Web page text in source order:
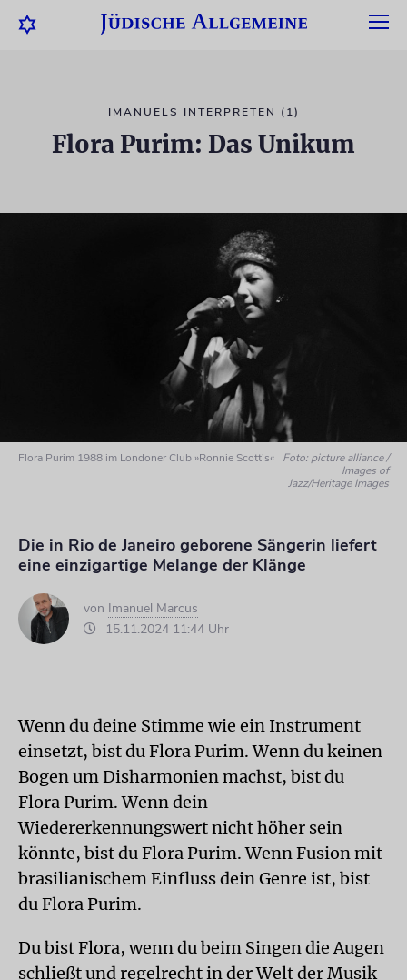
IMANUELS INTERPRETEN (1)
Flora Purim: Das Unikum
Flora Purim 1988 im Londoner Club »Ronnie Scott’s«
Foto: picture alliance /
Images of
Jazz/Heritage Images
Die in Rio de Janeiro geborene Sängerin liefert
eine einzigartige Melange der Klänge
von Imanuel Marcus
15.11.2024 11:44 Uhr
Wenn du deine Stimme wie ein Instrument
einsetzt, bist du Flora Purim. Wenn du keinen
Bogen um Disharmonien machst, bist du
Flora Purim. Wenn dein
Wiedererkennungswert nicht höher sein
könnte, bist du Flora Purim. Wenn Fusion mit
brasilianischem Einfluss dein Genre ist, bist
du Flora Purim.
Du bist Flora, wenn du beim Singen die Augen
schließt und regelrecht in der Welt der Musik